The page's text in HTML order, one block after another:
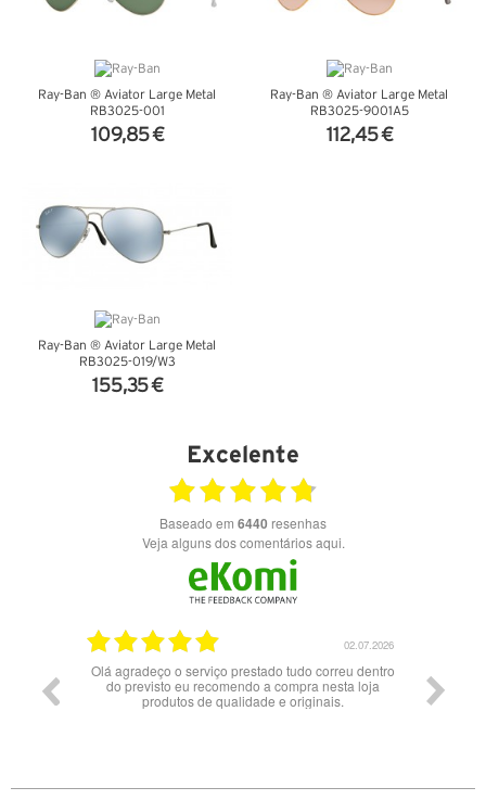
Ray-Ban ® Aviator Large Metal
RB3025-001
109,85 €
Ray-Ban ® Aviator Large Metal
RB3025-9001A5
112,45 €
Ray-Ban ® Aviator Large Metal
RB3025-019/W3
155,35 €
Excelente
Baseado em 6440 resenhas
Veja alguns dos comentários aqui.
02.07.2026
Olá agradeço o serviço prestado tudo correu dentro
do previsto eu recomendo a compra nesta loja
produtos de qualidade e originais.